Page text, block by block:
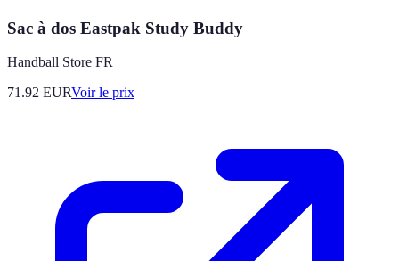
Sac à dos Eastpak Study Buddy
Handball Store FR
71.92 EURVoir le prix